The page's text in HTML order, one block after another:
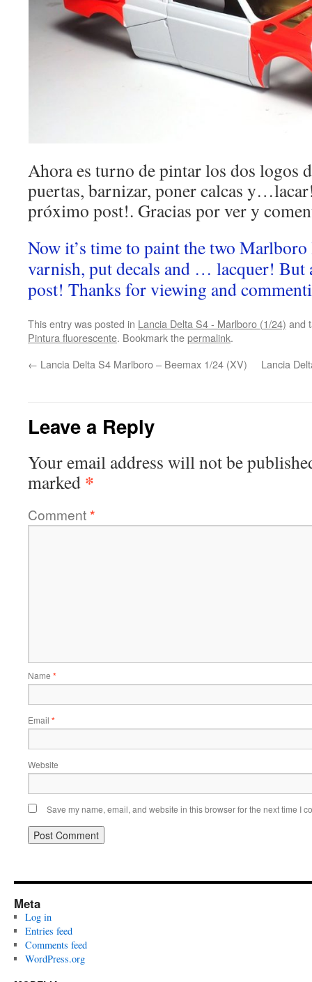
Ahora es turno de pintar los dos logos
puertas, barnizar, poner calcas
próximo post!. Gracias por ver y
Now it’s time to paint the two
varnish, put decals and … lacquer! But
post! Thanks for viewing and
This entry was posted in Lancia Delta S4 - Marlboro (1/24) and
Pintura fluorescente. Bookmark thepermalink.
← Lancia Delta S4 Marlboro – Beemax 1/24 (XV) Lancia
Leave a Reply
Your email address will not be
marked *
Comment*
Name *
Email *
Website
Save my name, email, and website in this browser for the next time I
Meta
Log in
Entries feed
Comments feed
WordPress.org